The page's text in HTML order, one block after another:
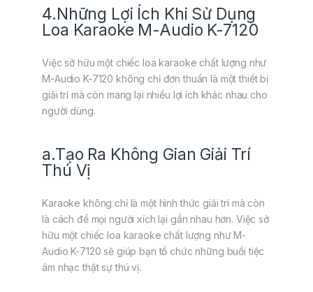
4.Những Lợi Ích Khi Sử Dụng
Loa Karaoke M-Audio K-7120
Việc sở hữu một chiếc loa karaoke chất lượng như
M-Audio K-7120 không chỉ đơn thuần là một thiết bị
giải trí mà còn mang lại nhiều lợi ích khác nhau cho
người dùng.
a.Tạo Ra Không Gian Giải Trí
Thú Vị
Karaoke không chỉ là một hình thức giải trí mà còn
là cách để mọi người xích lại gần nhau hơn. Việc sở
hữu một chiếc loa karaoke chất lượng như M-
Audio K-7120 sẽ giúp bạn tổ chức những buổi tiệc
âm nhạc thật sự thú vị.